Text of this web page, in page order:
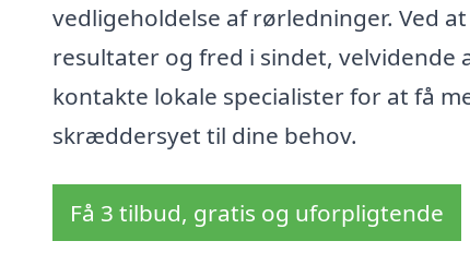
vedligeholdelse af rørledninger. Ved
resultater og fred i sindet, velvidende
kontakte lokale specialister for at få
skræddersyet til dine behov.
Få 3 tilbud, gratis og uforpligtende